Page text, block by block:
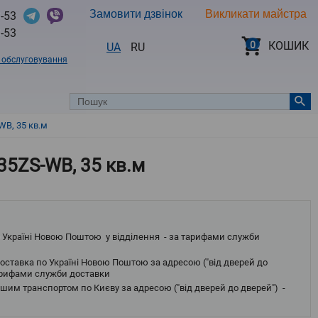
53
53
обслуговування
Замовити дзвінок Викликати майстра
UA RU 0 КОШИК
35 кв.м
WВ, 35 кв.м
Україні Новою Поштою у відділення - за тарифами служби
по Україні Новою Поштою за адресою ("від дверей до
служби доставки
транспортом по Києву за адресою ("від дверей до дверей") -